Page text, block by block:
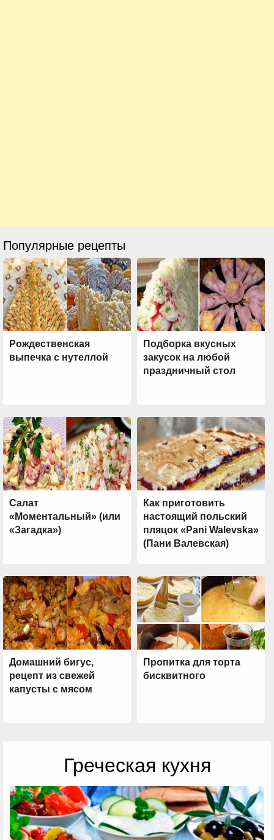
Популярные рецепты
Рождественская
выпечка с нутеллой
Подборка вкусных
закусок на любой
праздничный стол
Салат
«Моментальный» (или
«Загадка»)
Как приготовить
настоящий польский
пляцок «Pani Walevska»
(Пани Валевская)
Домашний бигус,
рецепт из свежей
капусты с мясом
Пропитка для торта
бисквитного
Греческая кухня